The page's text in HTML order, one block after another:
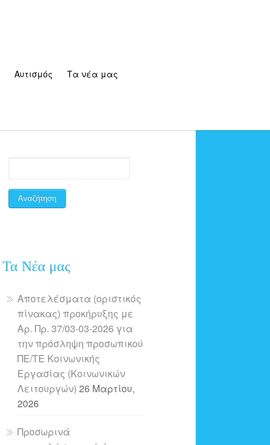
Αυτισμός Τα νέα μας
Τα Νέα μας
Αποτελέσματα (οριστικός
πίνακας) προκήρυξης με
Αρ. Πρ. 37/03-03-2026 για
την πρόσληψη προσωπικού
ΠΕ/ΤΕ Κοινωνικής
Εργασίας (Κοινωνικών
Λειτουργών) 26 Μαρτίου,
2026
Προσωρινά